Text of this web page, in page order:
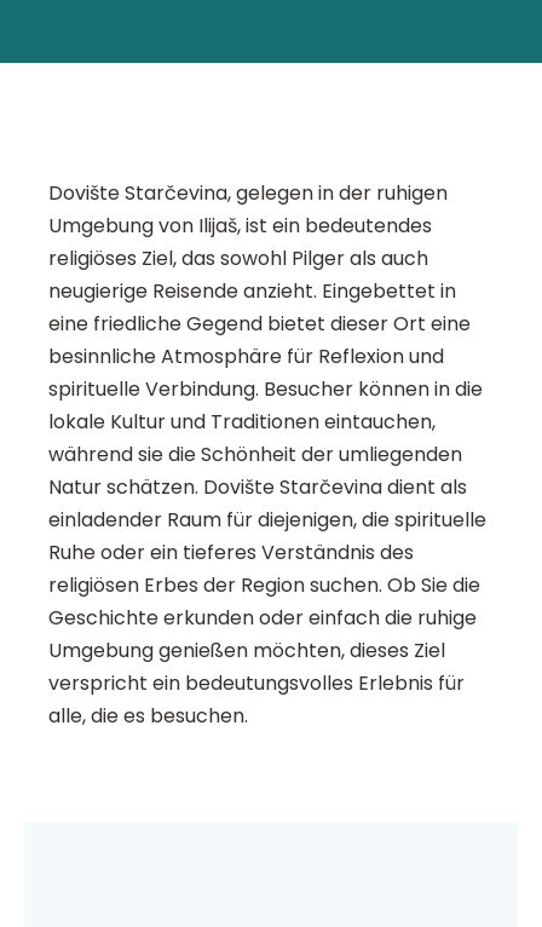
Dovište Starčevina, gelegen in der ruhigen
Umgebung von Ilijaš, ist ein bedeutendes
religiöses Ziel, das sowohl Pilger als auch
neugierige Reisende anzieht. Eingebettet in
eine friedliche Gegend bietet dieser Ort eine
besinnliche Atmosphäre für Reflexion und
spirituelle Verbindung. Besucher können in die
lokale Kultur und Traditionen eintauchen,
während sie die Schönheit der umliegenden
Natur schätzen. Dovište Starčevina dient als
einladender Raum für diejenigen, die spirituelle
Ruhe oder ein tieferes Verständnis des
religiösen Erbes der Region suchen. Ob Sie die
Geschichte erkunden oder einfach die ruhige
Umgebung genießen möchten, dieses Ziel
verspricht ein bedeutungsvolles Erlebnis für
alle, die es besuchen.